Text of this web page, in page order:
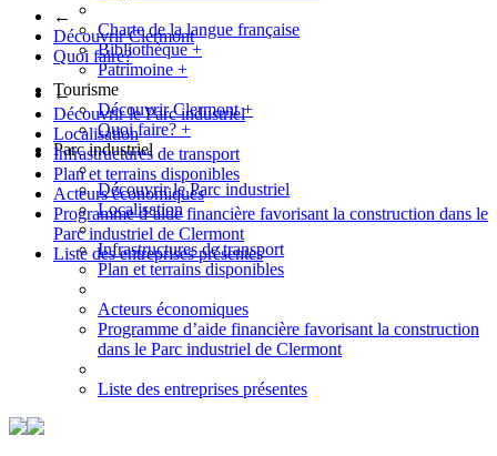
←
Découvrir Clermont
Quoi faire?
←
Découvrir le Parc industriel
Localisation
Infrastructures de transport
Plan et terrains disponibles
Acteurs économiques
Programme d’aide financière favorisant la construction dans le
Parc industriel de Clermont
Liste des entreprises présentes
Charte de la langue française
Bibliothèque+
Patrimoine +
Tourisme
Découvrir Clermont+
Quoi faire? +
Parc industriel
Découvrir le Parc industriel
Localisation
Infrastructures de transport
Plan et terrains disponibles
Acteurs économiques
Programme d’aide financière favorisant la construction
dans le Parc industriel de Clermont
Liste des entreprises présentes